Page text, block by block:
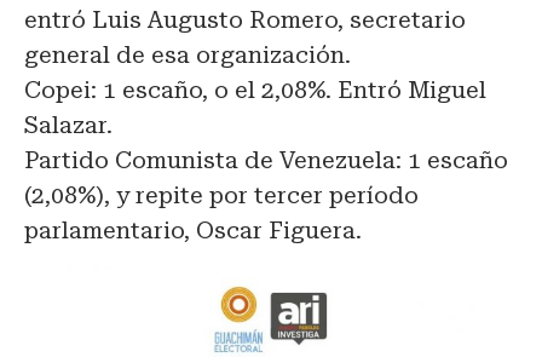
entró Luis Augusto Romero, secretario
general de esa organización.
Copei: 1 escaño, o el 2,08%. Entró Miguel
Salazar.
Partido Comunista de Venezuela: 1 escaño
(2,08%), y repite por tercer período
parlamentario, Oscar Figuera.